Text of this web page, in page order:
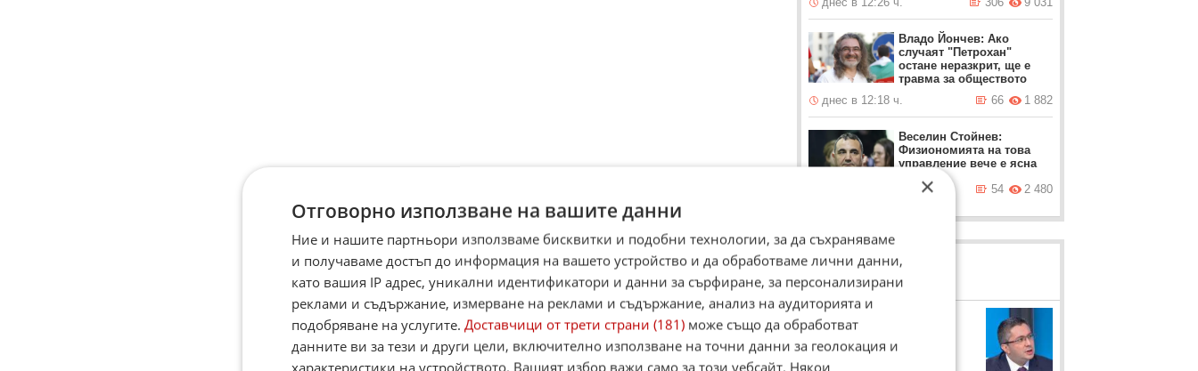
Владо Йончев: Ако
случаят "Петрохан"
остане неразкрит, ще е
травма за обществото
днес в 12:18 ч.
1 882
66
Веселин Стойнев:
Физиономията на това
управление вече е ясна
2 480
54
ЛОВЦИ НА БИСЕРИ
Николай Нанков
Регионалният министър
коментира ситуацията
×
Отговорно използване на вашите данни
Ние и нашите партньори използваме бисквитки и подобни технологии, за да съхраняваме
и получаваме достъп до информация на вашето устройство и да обработваме лични данни,
като вашия IP адрес, уникални идентификатори и данни за сърфиране, за персонализирани
реклами и съдържание, измерване на реклами и съдържание, анализ на аудиторията и
подобряване на услугите. Доставчици от трети страни (181) може също да обработват
данните ви за тези и други цели, включително използване на точни данни за геолокация и
характеристики на устройството. Вашият избор важи само за този уебсайт. Някои